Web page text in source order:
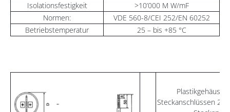
Isolationsfestigkeit
>10’000 M W/mF
Normen:
VDE 560-8/CEI 252/EN 60252
Betriebstemperatur
25 – bis +85 °C
Plastikgehäuse
Steckanschlüssen 2 x